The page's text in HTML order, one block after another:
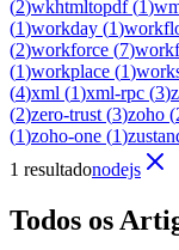
(2)wkhtmltopdf(1)
(1)workday (1)
(2)workforce (7)
(1)workplace (1)
(4)xml (1)xml-rpc (3)
(2)zero-trust (3)zoho (
(1)zoho-one (1)
1 resultadonodejs
Todos os